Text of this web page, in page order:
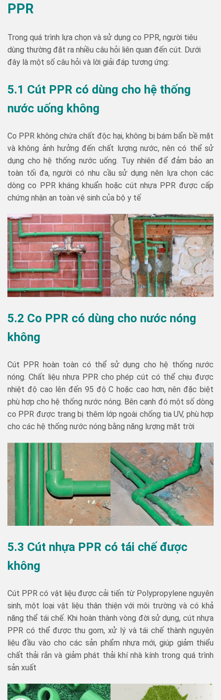
PPR
Trong quá trình lựa chọn và sử dụng co PPR, người tiêu
dùng thường đặt ra nhiều câu hỏi liên quan đến cút. Dưới
đây là một số câu hỏi và lời giải đáp tương ứng:
5.1 Cút PPR có dùng cho hệ thống
nước uống không
Co PPR không chứa chất độc hại, không bị bám bẩn bề mặt
và không ảnh hưởng đến chất lượng nước, nên có thể sử
dụng cho hệ thống nước uống. Tuy nhiên để đảm bảo an
toàn tối đa, người có nhu cầu sử dụng nên lựa chọn các
dòng co PPR kháng khuẩn hoặc cút nhựa PPR được cấp
chứng nhận an toàn vệ sinh của bộ y tế
5.2 Co PPR có dùng cho nước nóng
không
Cút PPR hoàn toàn có thể sử dụng cho hệ thống nước
nóng. Chất liệu nhựa PPR cho phép cút có thể chịu được
nhiệt độ cao lên đến 95 độ C hoặc cao hơn, nên đặc biệt
phù hợp cho hệ thống nước nóng. Bên cạnh đó một số dòng
co PPR được trang bị thêm lớp ngoài chống tia UV, phù hợp
cho các hệ thống nước nóng bằng năng lượng mặt trời
5.3 Cút nhựa PPR có tái chế được
không
Cút PPR có vật liệu được cải tiến từ Polypropylene nguyên
sinh, một loại vật liệu thân thiện với môi trường và có khả
năng thể tái chế. Khi hoàn thành vòng đời sử dụng, cút nhựa
PPR có thể được thu gom, xử lý và tái chế thành nguyên
liệu đầu vào cho các sản phẩm nhựa mới, giúp giảm thiểu
chất thải rắn và giảm phát thải khí nhà kính trong quá trình
sản xuất